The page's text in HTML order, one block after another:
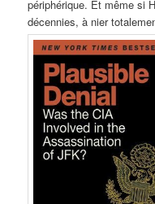
périphérique. Et même si
décennies, à nier